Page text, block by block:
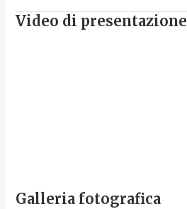
Video di presentazione
Galleria fotografica